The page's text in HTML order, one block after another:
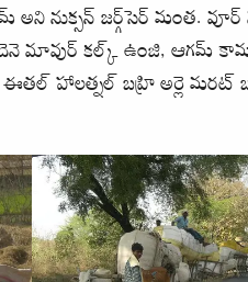
నుక్సన్ జర్గ్‌సెర్ మంత. వూర్
మావుర్ కల్క్ ఉంజి, ఆగమ్
హాలత్నల్ బహ్రి అర్లె మరట్